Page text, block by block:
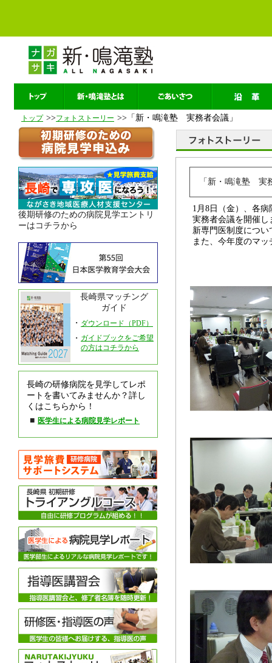
トップ >>フォトストーリー >>「新・鳴滝塾 実務者会議」
後期研修のための病院見学エントリ
ーはコチラから
長崎県マッチング
ガイド
・ ダウンロード（PDF）
・ ガイドブックをご希望
の方はコチラから
長崎の研修病院を見学してレポ
ートを書いてみませんか？詳し
くはこちらから！
■ 医学生による病院見学レポート
「新・鳴滝塾 実
1月8日（金）、各
実務者会議を開催し
新専門医制度につ
また、今年度のマ